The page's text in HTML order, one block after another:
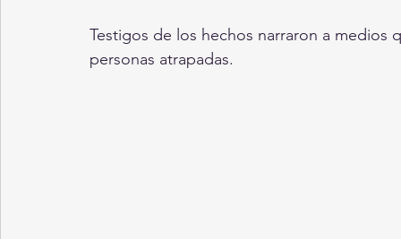
Testigos de los hechos narraron a
personas atrapadas.